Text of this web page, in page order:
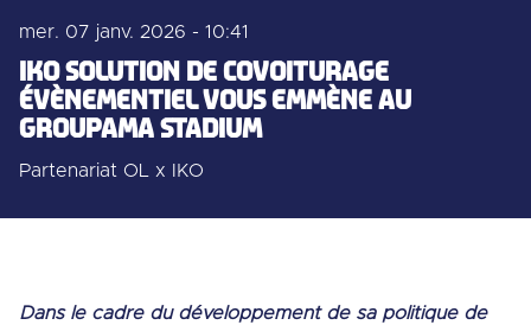
mer. 07 janv. 2026 - 10:41
IKO SOLUTION DE COVOITURAGE
ÉVÈNEMENTIEL VOUS EMMÈNE AU
GROUPAMA STADIUM
Partenariat OL x IKO
Dans le cadre du développement de sa politique de